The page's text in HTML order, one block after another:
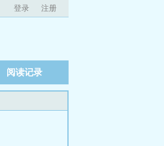
登录 注册
阅读记录